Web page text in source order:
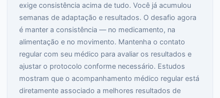
exige consistência acima de tudo. Você já acumulou
semanas de adaptação e resultados. O desafio agora
é manter a consistência — no medicamento, na
alimentação e no movimento. Mantenha o contato
regular com seu médico para avaliar os resultados e
ajustar o protocolo conforme necessário. Estudos
mostram que o acompanhamento médico regular está
diretamente associado a melhores resultados de